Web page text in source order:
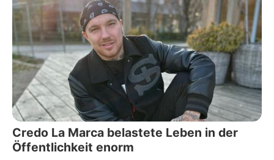
Credo La Marca belastete Leben in der
Öffentlichkeit enorm